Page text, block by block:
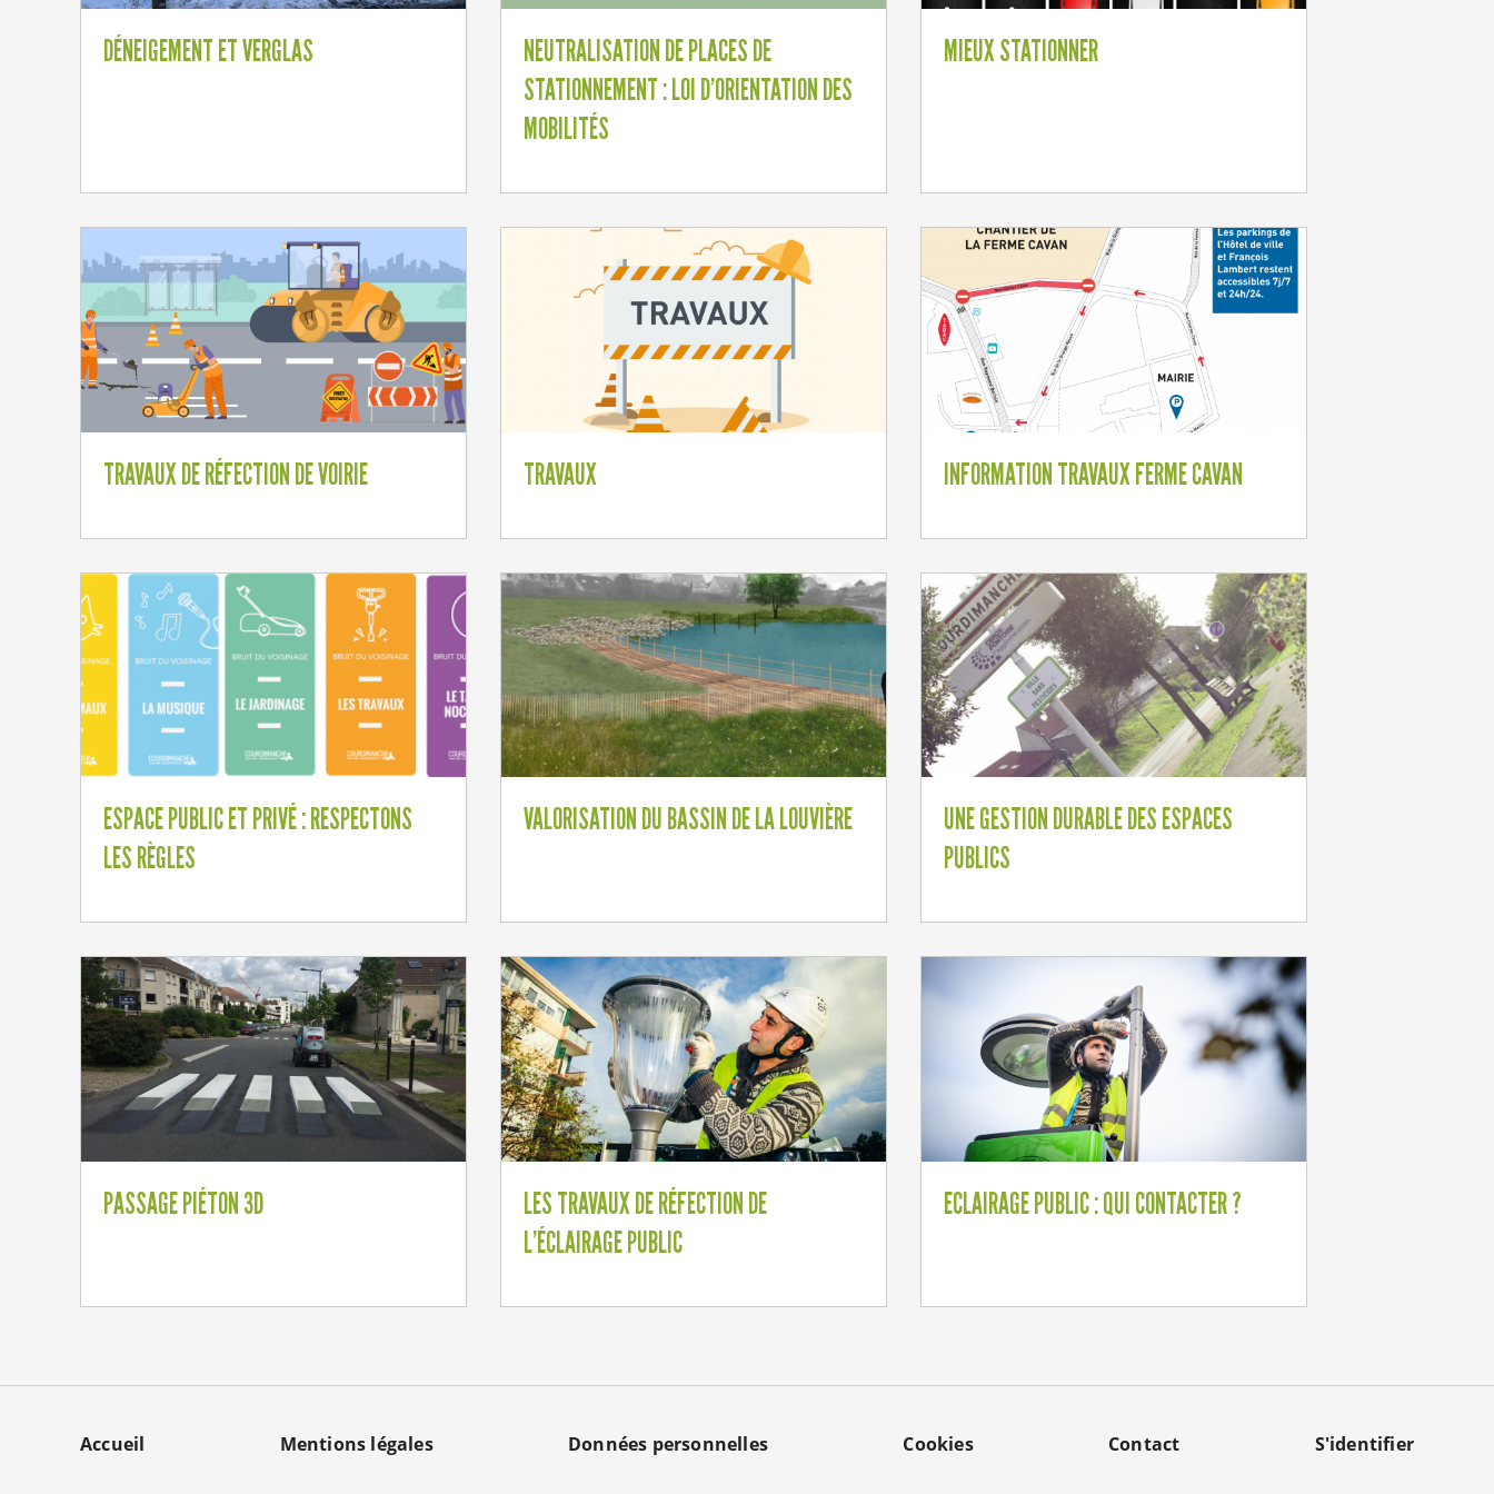
DÉNEIGEMENT ET VERGLAS
NEUTRALISATION DE PLACES DE
STATIONNEMENT : LOI D'ORIENTATION DES
MOBILITÉS
MIEUX STATIONNER
TRAVAUX DE RÉFECTION DE VOIRIE TRAVAUX INFORMATION TRAVAUX FERME CAVAN
ESPACE PUBLIC ET PRIVÉ : RESPECTONS
LES RÈGLES
VALORISATION DU BASSIN DE LA LOUVIÈRE
UNE GESTION DURABLE DES ESPACES
PUBLICS
PASSAGE PIÉTON 3D
LES TRAVAUX DE RÉFECTION DE
L’ÉCLAIRAGE PUBLIC
ECLAIRAGE PUBLIC : QUI CONTACTER ?
MENU
Accueil Mentions légales Données personnelles Cookies Contact S'identifier